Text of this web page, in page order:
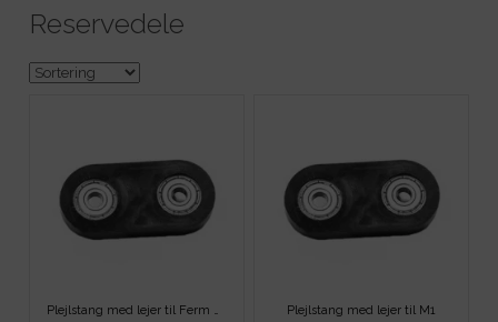
Reservedele
Plejlstang med lejer til Ferm dekuopørsav Plejlstang med lejer til M1